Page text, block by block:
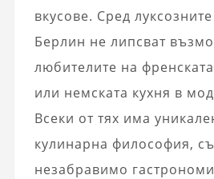
вкусове. Сред
Берлин не липсват
любителите на
или немската кухня в
Всеки от тях има
кулинарна философия,
незабравимо